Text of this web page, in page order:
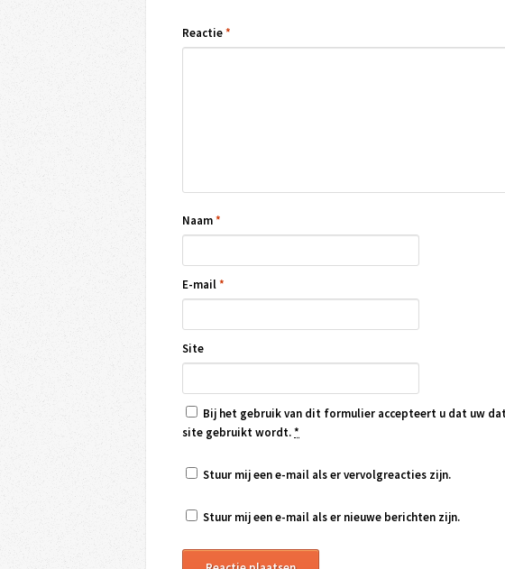
Reactie*
Naam*
E-mail*
Site
Bij het gebruik van dit formulier accepteert u dat uw
site gebruikt wordt.*
Stuur mij een e-mail als er vervolgreacties zijn.
Stuur mij een e-mail als er nieuwe berichten zijn.